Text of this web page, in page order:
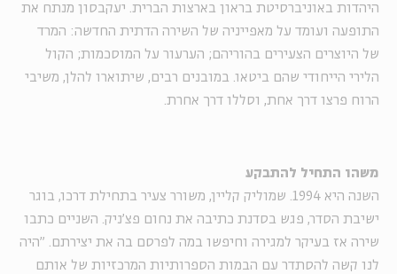
היהדות באוניברסיטת בראון בארצות הברית. יעקבסון מנתח את
התופעה ועומד על מאפייניה של השירה הדתית החדשה: המרד
של היוצרים הצעירים בהוריהם; הערעור על המוסכמות; הקול
הלירי הייחודי שהם ביטאו. במובנים רבים, שיתוארו להלן, משיבי
הרוח פרצו דרך אחת, וסללו דרך אחרת.
משהו התחיל להתבקע
השנה היא 1994. שמוליק קליין, משורר צעיר בתחילת דרכו, בוגר
ישיבת הסדר, פגש בסדנת כתיבה את נחום פצ'ניק. השניים כתבו
שירה אז בעיקר למגירה וחיפשו במה לפרסם בה את יצירתם. "היה
לנו קשה להסתדר עם הבמות הספרותיות המרכזיות של אותם